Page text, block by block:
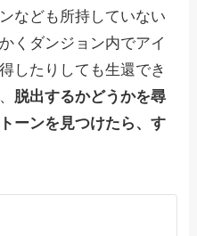
なども所持していない
くダンジョン内でアイ
したりしても生還でき
脱出するかどうかを尋
ーンを見つけたら、す